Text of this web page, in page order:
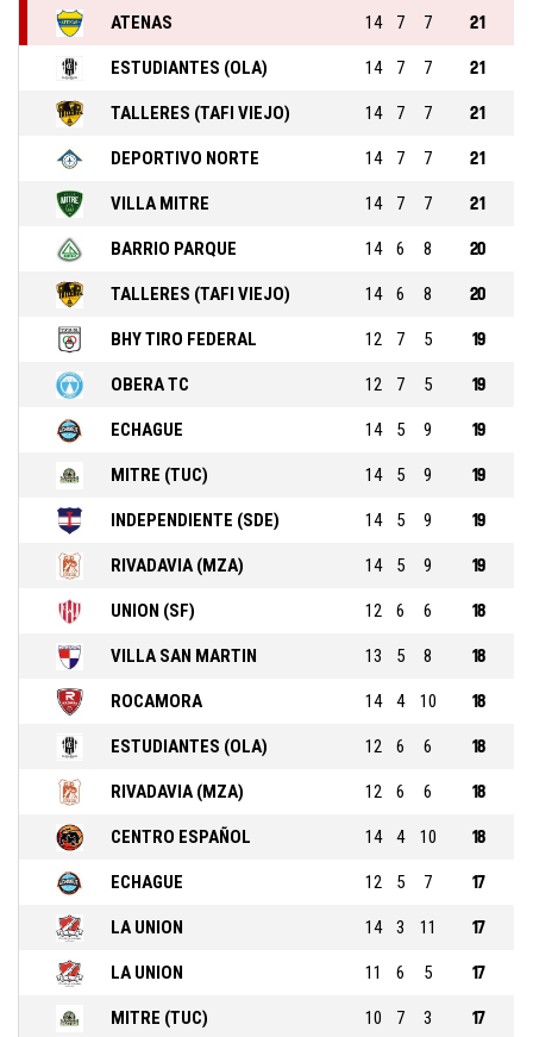
ATENAS 14 7 7 21
ESTUDIANTES (OLA) 14 7 7 21
TALLERES (TAFI VIEJO) 14 7 7 21
DEPORTIVO NORTE 14 7 7 21
VILLA MITRE 14 7 7 21
BARRIO PARQUE 14 6 8 20
TALLERES (TAFI VIEJO) 14 6 8 20
BHY TIRO FEDERAL 12 7 5 19
OBERA TC 12 7 5 19
ECHAGUE 14 5 9 19
MITRE (TUC) 14 5 9 19
INDEPENDIENTE (SDE) 14 5 9 19
RIVADAVIA (MZA) 14 5 9 19
UNION (SF) 12 6 6 18
VILLA SAN MARTIN 13 5 8 18
ROCAMORA 14 4 10 18
ESTUDIANTES (OLA) 12 6 6 18
RIVADAVIA (MZA) 12 6 6 18
CENTRO ESPAÑOL 14 4 10 18
ECHAGUE 12 5 7 17
LA UNION 14 3 11 17
LA UNION 11 6 5 17
MITRE (TUC) 10 7 3 17